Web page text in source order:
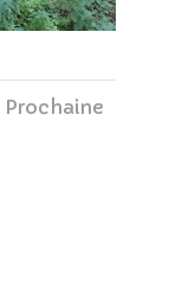
Prochaine